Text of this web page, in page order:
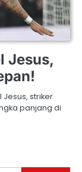
Jesus,
striker
panjang di